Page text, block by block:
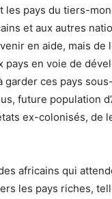
les pays du tiers-
et aux autres
en aide, mais de
pays en voie de
garder ces pays
future population
ex-colonisés, de
africains qui
les pays riches,